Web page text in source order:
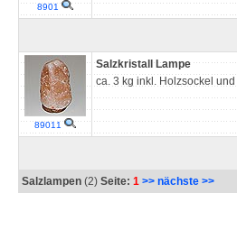
8901
89011
Salzkristall Lampe
ca. 3 kg inkl. Holzsockel
Salzlampen (2) Seite: 1 >> nächste >>